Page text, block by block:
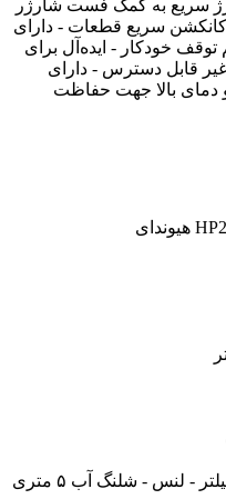
سریع به کمک فست شارژر
سریع قطعات - دارای
خودکار - ایده‌آل برای
قابل دسترس - دارای
بالا جهت حفاظت
- لنس - شلنگ آب ۵ متری